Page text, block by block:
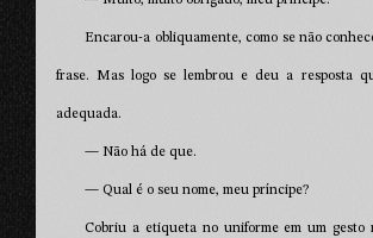
Encarou-a obliquamente, como se não
frase. Mas logo se lembrou e deu a resposta
adequada.
— Não há de que.
— Qual é o seu nome, meu príncipe?
Cobriu a etiqueta no uniforme em um gesto